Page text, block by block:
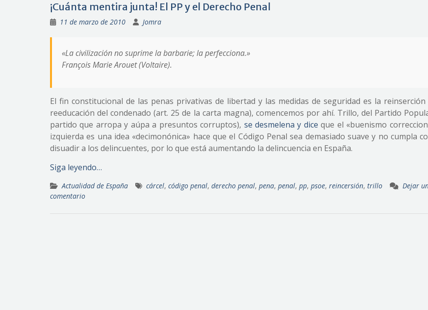
¡Cuánta mentira junta! El PP y el Derecho Penal
11 de marzo de 2010 Jomra
«La civilización no suprime la barbarie; la perfecciona.»
François Marie Arouet (Voltaire).
El fin constitucional de las penas privativas de libertad y las medidas de seguridad es la reinserción
reeducación del condenado (art. 25 de la carta magna), comencemos por ahí. Trillo, del Partido
partido que arropa y aúpa a presuntos corruptos), se desmelena y dice que el «buenismo
izquierda es una idea «decimonónica» hace que el Código Penal sea demasiado suave y no cumpla
disuadir a los delincuentes, por lo que está aumentando la delincuencia en España.
Siga leyendo…
Actualidad de España cárcel, código penal, derecho penal, pena, penal, pp, psoe, reincersión, trillo
Dejar
comentario